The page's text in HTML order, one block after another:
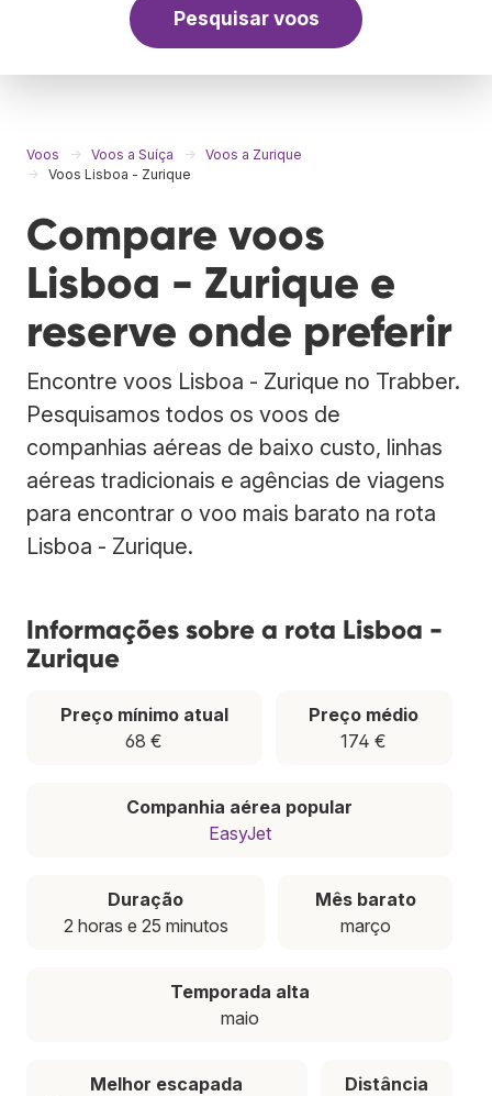
Pesquisar voos
Voos Voos a Suíça
Voos a Zurique
Voos Lisboa - Zurique
Compare voos
Lisboa - Zurique e
reserve onde preferir
Encontre voos Lisboa - Zurique no Trabber.
Pesquisamos todos os voos de
companhias aéreas de baixo custo, linhas
aéreas tradicionais e agências de viagens
para encontrar o voo mais barato na rota
Lisboa - Zurique.
Informações sobre a rota Lisboa -
Zurique
Preço mínimo atual
68 €
Preço médio
174 €
Companhia aérea popular
EasyJet
Duração
2 horas e 25 minutos
Mês barato
março
Temporada alta
maio
Melhor escapada
Distância